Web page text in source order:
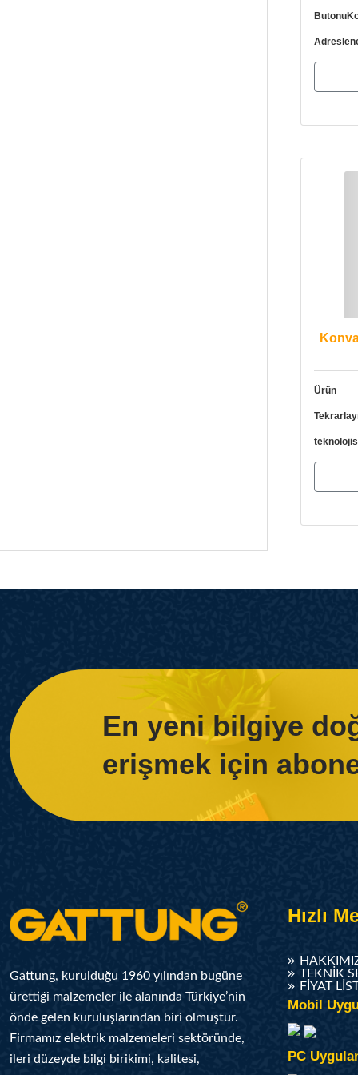
Ürün
En yeni bilgiye
erişmek için
Gattung, kurulduğu 1960 yılından bugüne
ürettiği malzemeler ile alanında Türkiye’nin
önde gelen kuruluşlarından biri olmuştur.
Firmamız elektrik malzemeleri sektöründe,
ileri düzeyde bilgi birikimi, kalitesi,
Hızlı
TEKNIK
FIYAT
Mobil
PC